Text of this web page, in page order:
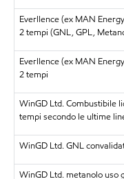
Everllence (ex MAN
2 tempi (GNL, GPL,
Everllence (ex MAN
2 tempi
WinGD Ltd. Combustibile
tempi secondo le ultime
WinGD Ltd. GNL
WinGD Ltd. metanolo uso